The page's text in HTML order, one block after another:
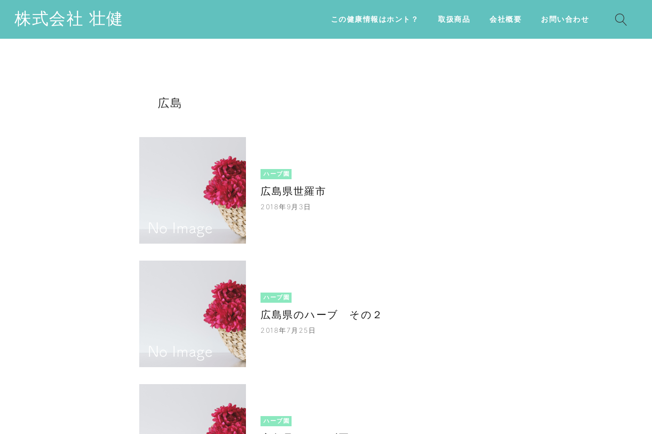
株式会社 壮健 この健康情報はホント？ 取扱商品 会社概要 お問い合わせ
広島
ハーブ園
広島県世羅市
2018年9月3日
ハーブ園
広島県のハーブ その２
2018年7月25日
ハーブ園